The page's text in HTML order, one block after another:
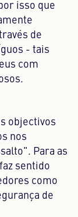
isso que
de
- tais
com
objectivos
nos
Para as
sentido
como
de